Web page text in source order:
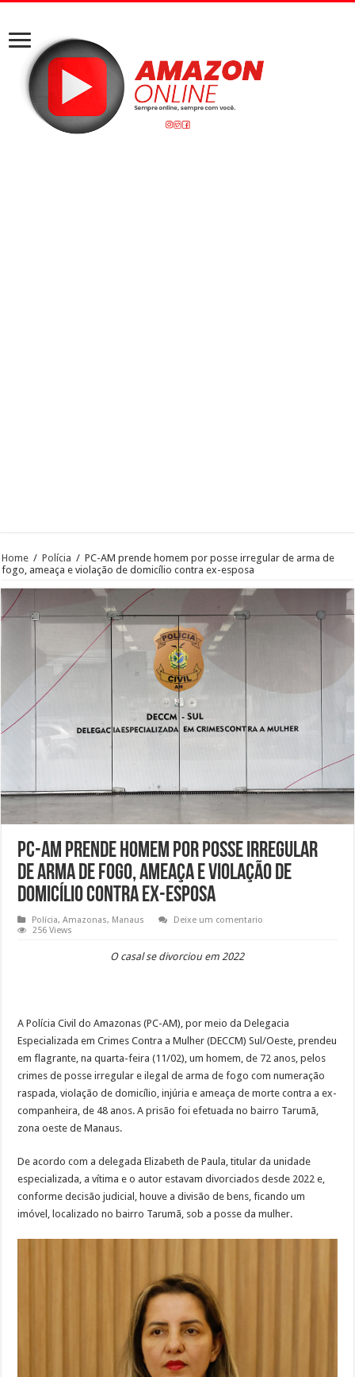
Home / Polícia / PC-AM prende homem por posse irregular de arma de
fogo, ameaça e violação de domicílio contra ex-esposa
PC-AM prende homem por posse irregular
de arma de fogo, ameaça e violação de
domicílio contra ex-esposa
Polícia,Amazonas, Manaus
Deixe um comentario
256 Views
O casal se divorciou em 2022
A Polícia Civil do Amazonas (PC-AM), por meio da Delegacia
Especializada em Crimes Contra a Mulher (DECCM) Sul/Oeste, prendeu
em flagrante, na quarta-feira (11/02), um homem, de 72 anos, pelos
crimes de posse irregular e ilegal de arma de fogo com numeração
raspada, violação de domicílio, injúria e ameaça de morte contra a ex-
companheira, de 48 anos. A prisão foi efetuada no bairro Tarumã,
zona oeste de Manaus.
De acordo com a delegada Elizabeth de Paula, titular da unidade
especializada, a vítima e o autor estavam divorciados desde 2022 e,
conforme decisão judicial, houve a divisão de bens, ficando um
imóvel, localizado no bairro Tarumã, sob a posse da mulher.